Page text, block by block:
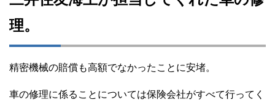
理。
精密機械の賠償も高額でなかったことに安堵。
車の修理に係ることについては保険会社がすべて行ってく